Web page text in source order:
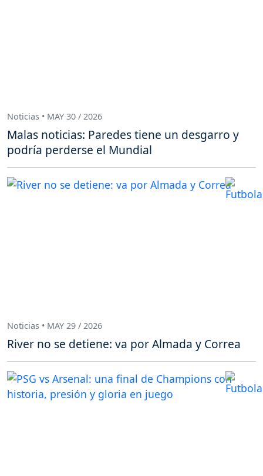
Noticias • MAY 30 / 2026
Malas noticias: Paredes tiene un desgarro y
podría perderse el Mundial
Noticias • MAY 29 / 2026
River no se detiene: va por Almada y Correa